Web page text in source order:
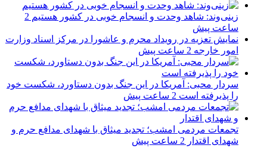
زینی‌وند: شاهد وحدت و انسجام خوبی در کشور هستیم 2
ساعت پیش
نمایش تعزیه در رویداد محرم و عاشورا در مرکز اسناد وزارت
امور خارجه 2 ساعت پیش
سردار محبی: آمریکا در این جنگ بدون دستاورد، شکست خود
را پذیرفته است 2 ساعت پیش
تجمعات مردمی امشب؛ تجدید میثاق با شهدای مدافع حرم و
شهدای اقتدار 2 ساعت پیش